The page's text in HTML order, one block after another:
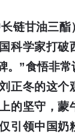
链甘油三酯
科学家打破
。”食悟非
正冬的这个
的坚守，蒙
引领中国奶